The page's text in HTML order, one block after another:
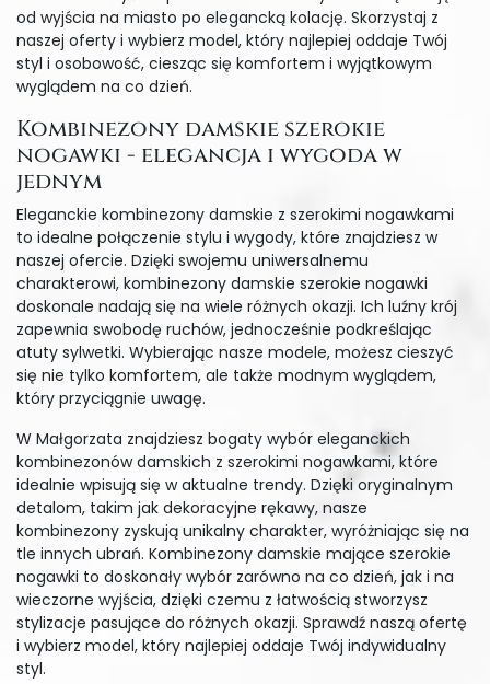
od wyjścia na miasto po elegancką kolację. Skorzystaj z
naszej oferty i wybierz model, który najlepiej oddaje Twój
styl i osobowość, ciesząc się komfortem i wyjątkowym
wyglądem na co dzień.
Kombinezony damskie szerokie
nogawki - elegancja i wygoda w
jednym
Eleganckie kombinezony damskie z szerokimi nogawkami
to idealne połączenie stylu i wygody, które znajdziesz w
naszej ofercie. Dzięki swojemu uniwersalnemu
charakterowi, kombinezony damskie szerokie nogawki
doskonale nadają się na wiele różnych okazji. Ich luźny krój
zapewnia swobodę ruchów, jednocześnie podkreślając
atuty sylwetki. Wybierając nasze modele, możesz cieszyć
się nie tylko komfortem, ale także modnym wyglądem,
który przyciągnie uwagę.
W Małgorzata znajdziesz bogaty wybór eleganckich
kombinezonów damskich z szerokimi nogawkami, które
idealnie wpisują się w aktualne trendy. Dzięki oryginalnym
detalom, takim jak dekoracyjne rękawy, nasze
kombinezony zyskują unikalny charakter, wyróżniając się na
tle innych ubrań. Kombinezony damskie mające szerokie
nogawki to doskonały wybór zarówno na co dzień, jak i na
wieczorne wyjścia, dzięki czemu z łatwością stworzysz
stylizacje pasujące do różnych okazji. Sprawdź naszą ofertę
i wybierz model, który najlepiej oddaje Twój indywidualny
styl.